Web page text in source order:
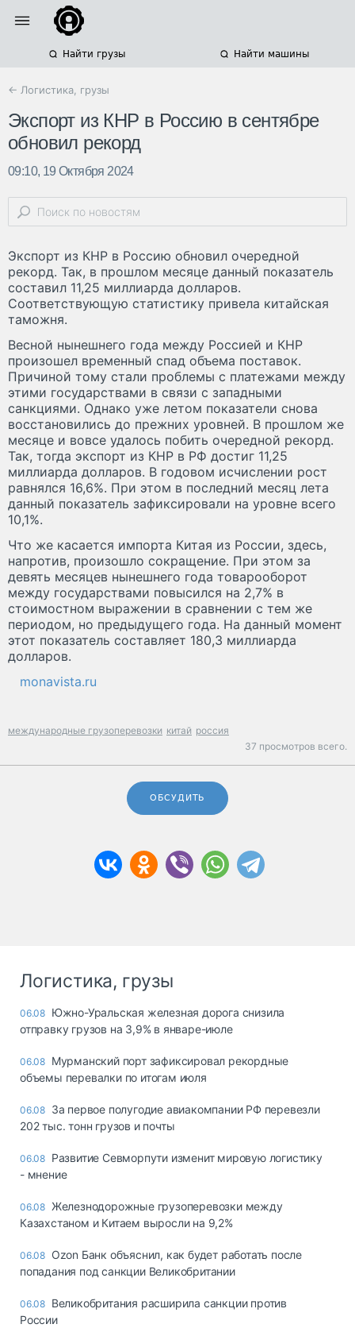
Найти грузы Найти машины
← Логистика, грузы
Экспорт из КНР в Россию в сентябре
обновил рекорд
09:10, 19 Октября 2024
Экспорт из КНР в Россию обновил очередной
рекорд. Так, в прошлом месяце данный показатель
составил 11,25 миллиарда долларов.
Соответствующую статистику привела китайская
таможня.
Весной нынешнего года между Россией и КНР
произошел временный спад объема поставок.
Причиной тому стали проблемы с платежами между
этими государствами в связи с западными
санкциями. Однако уже летом показатели снова
восстановились до прежних уровней. В прошлом же
месяце и вовсе удалось побить очередной рекорд.
Так, тогда экспорт из КНР в РФ достиг 11,25
миллиарда долларов. В годовом исчислении рост
равнялся 16,6%. При этом в последний месяц лета
данный показатель зафиксировали на уровне всего
10,1%.
Что же касается импорта Китая из России, здесь,
напротив, произошло сокращение. При этом за
девять месяцев нынешнего года товарооборот
между государствами повысился на 2,7% в
стоимостном выражении в сравнении с тем же
периодом, но предыдущего года. На данный момент
этот показатель составляет 180,3 миллиарда
долларов.
monavista.ru
международные грузоперевозки китай россия
37 просмотров всего.
ОБСУДИТЬ
Логистика, грузы
06.08 Южно-Уральская железная дорога снизила
отправку грузов на 3,9% в январе-июле
06.08 Мурманский порт зафиксировал рекордные
объемы перевалки по итогам июля
06.08 За первое полугодие авиакомпании РФ перевезли
202 тыс. тонн грузов и почты
06.08 Развитие Севморпути изменит мировую логистику
- мнение
06.08 Железнодорожные грузоперевозки между
Казахстаном и Китаем выросли на 9,2%
06.08 Ozon Банк объяснил, как будет работать после
попадания под санкции Великобритании
06.08 Великобритания расширила санкции против
России